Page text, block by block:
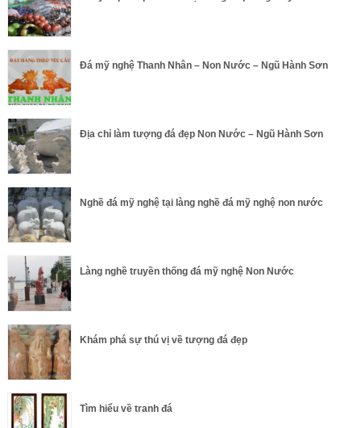
Đá mỹ nghệ Thanh Nhân – Non Nước – Ngũ Hành Sơn
Địa chỉ làm tượng đá đẹp Non Nước – Ngũ Hành Sơn
Nghề đá mỹ nghệ tại làng nghề đá mỹ nghệ non nước
Làng nghề truyền thống đá mỹ nghệ Non Nước
Khám phá sự thú vị về tượng đá đẹp
Tìm hiểu về tranh đá